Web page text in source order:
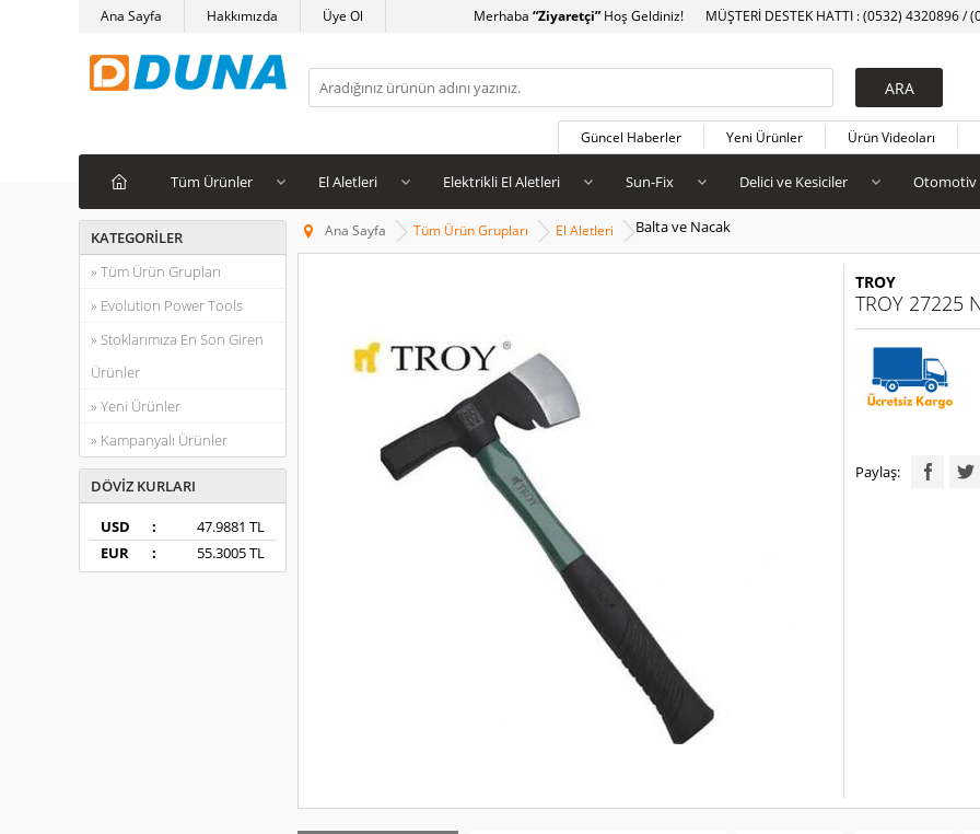
Ana Sayfa Hakkımızda Üye Ol Merhaba “Ziyaretçi” Hoş Geldiniz! MÜŞTERİ DESTEK HATTI : (0532) 4320896
Güncel Haberler Yeni Ürünler Ürün Videoları
Tüm Ürünler El Aletleri Elektrikli El Aletleri Sun-Fix Delici ve Kesiciler Otomotiv
KATEGORILER
» Tüm Ürün Grupları
» Evolution Power Tools
» Stoklarımıza En Son Giren
Ürünler
» Yeni Ürünler
» Kampanyalı Ürünler
DÖVIZ KURLARI
USD :
47.9881 TL
EUR
: 55.3005 TL
Ana Sayfa Tüm Ürün Grupları El Aletleri Balta ve Nacak
TROY
TROY 27225
Paylaş: